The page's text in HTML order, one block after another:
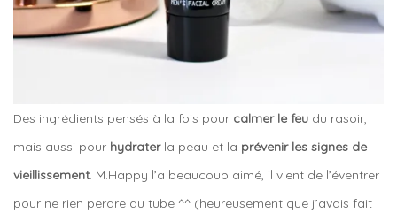
Des ingrédients pensés à la fois pour calmer le feu du rasoir,
mais aussi pour hydraterla peau et la prévenir les signes de
vieillissement. M.Happy l’a beaucoup aimé, il vient de l’éventrer
pour ne rien perdre du tube ^^ (heureusement que j’avais fait